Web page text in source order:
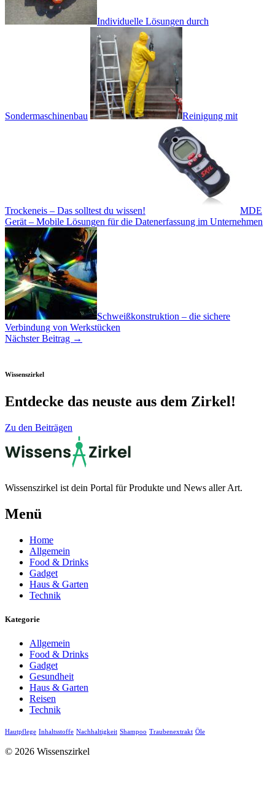
Individuelle Lösungen durch
Sondermaschinenbau Reinigung mit
Trockeneis – Das solltest du wissen!
MDE
Gerät – Mobile Lösungen für die Datenerfassung im Unternehmen
Schweißkonstruktion – die sichere
Verbindung von Werkstücken
Nächster Beitrag →
Wissenszirkel
Entdecke das neuste aus dem Zirkel!
Zu den Beiträgen
Wissenszirkel ist dein Portal für Produkte und News aller Art.
Menü
Home
Allgemein
Food & Drinks
Gadget
Haus & Garten
Technik
Kategorie
Allgemein
Food & Drinks
Gadget
Gesundheit
Haus & Garten
Reisen
Technik
Hautpflege Inhaltsstoffe Nachhaltigkeit Shampoo Traubenextrakt Öle
© 2026 Wissenszirkel